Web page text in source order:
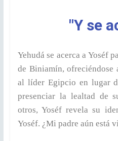
"Y se
Yehudá se acerca a Yoséf
de Biniamín, ofreciéndose
al líder Egipcio en lugar
presenciar la lealtad de
otros, Yoséf revela su
Yoséf. ¿Mi padre aún está